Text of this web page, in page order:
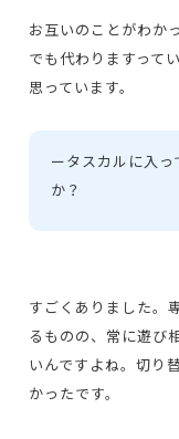
お互いのことがわか
でも代わりますって
思っています。
ータスカルに入
か？
すごくありました。
るものの、常に遊び
いんですよね。切り
かったです。